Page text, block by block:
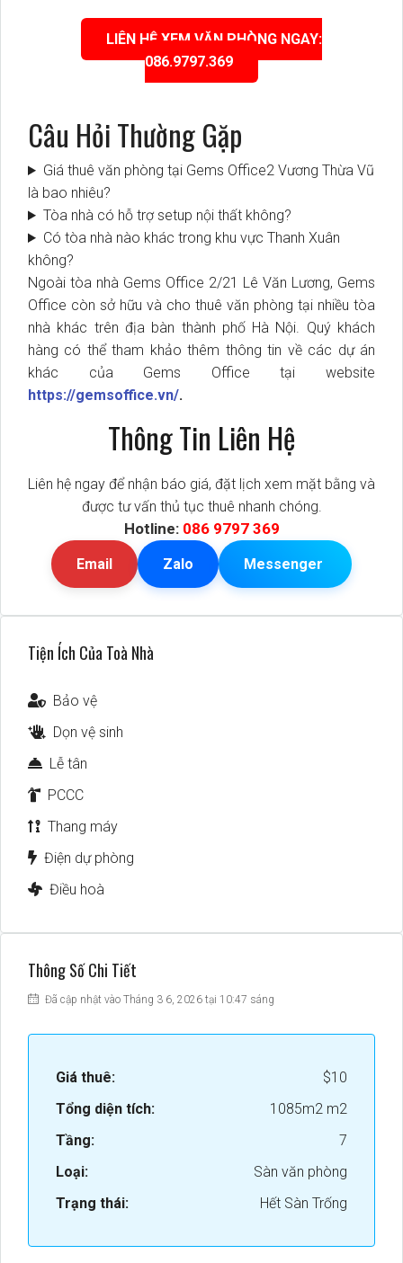
LIÊN HỆ XEM VĂN PHÒNG NGAY:
086.9797.369
Câu Hỏi Thường Gặp
Giá thuê văn phòng tại Gems Office2 Vương Thừa Vũ
là bao nhiêu?
Tòa nhà có hỗ trợ setup nội thất không?
Có tòa nhà nào khác trong khu vực Thanh Xuân
không?
Ngoài tòa nhà Gems Office 2/21 Lê Văn Lương, Gems
Office còn sở hữu và cho thuê văn phòng tại nhiều tòa
nhà khác trên địa bàn thành phố Hà Nội. Quý khách
hàng có thể tham khảo thêm thông tin về các dự án
khác của Gems Office tại website
https://gemsoffice.vn/.
Thông Tin Liên Hệ
Liên hệ ngay để nhận báo giá, đặt lịch xem mặt bằng và
được tư vấn thủ tục thuê nhanh chóng.
Hotline: 086 9797 369
Email Zalo Messenger
Tiện Ích Của Toà Nhà
Bảo vệ
Dọn vệ sinh
Lễ tân
PCCC
Thang máy
Điện dự phòng
Điều hoà
Thông Số Chi Tiết
Đã cập nhật vào Tháng 3 6, 2026 tại 10:47 sáng
Giá thuê:
$10
Tổng diện tích:
1085m2 m2
Tầng:
7
Loại:
Sàn văn phòng
Trạng thái:
Hết Sàn Trống